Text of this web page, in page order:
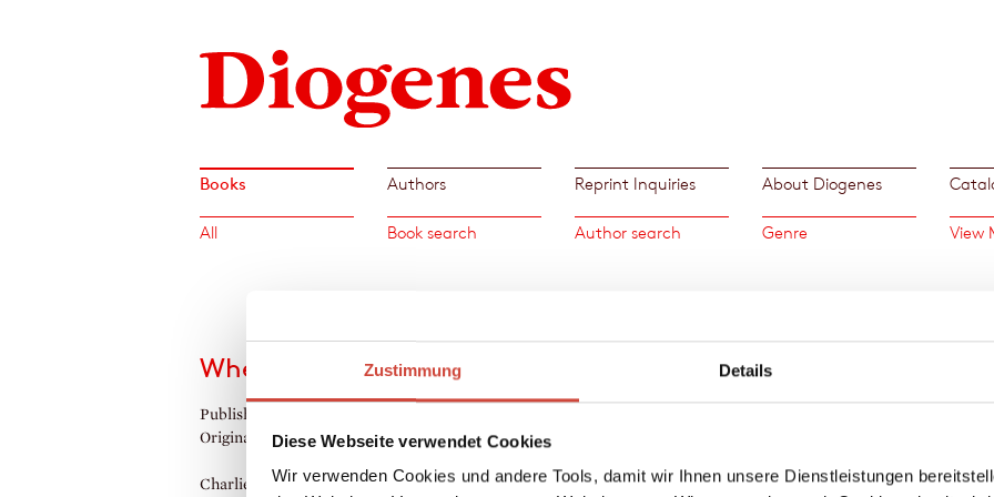
Zustimmung Details
Diese Webseite verwendet Cookies
Wir verwenden Cookies und andere Tools, damit wir Ihnen unsere Dienstleistungen
Books Authors Reprint Inquiries About Diogenes
All Book search Author search Genre View
Where the Sky Never Ends
Published by Diogenes as
Original Title:Himmel ohne Ende
Charlie is fifteen years old and misses her father,
»An
about